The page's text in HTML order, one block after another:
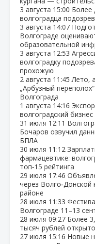
3 августа 15:00 Более
волгоградца
3 августа 14:07
Волгограде
образовательной
3 августа 12:53
волгоградку
прохожую
2 августа 11:45 Лето,
„Арбузный
Волгограда
1 августа 14:16
волгоградский
31 июля 12:11
Бочаров озвучил
БПЛА
30 июля 11:12
фармацевтике:
топ‑15 рейтинга
29 июля 17:46
через
районе
28 июля 11:33
Волгограде 11–13
28 июля 09:27 Более
тысяч рублей
27 июля 15:16 Новые